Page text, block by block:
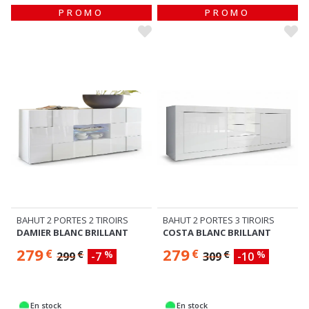
PROMO
BAHUT 2 PORTES 2 TIROIRS
DAMIER BLANC BRILLANT
279€ 299€ -7 %
En stock
PROMO
BAHUT 2 PORTES 3 TIROIRS
COSTA BLANC BRILLANT
279€ 309€ -10 %
En stock